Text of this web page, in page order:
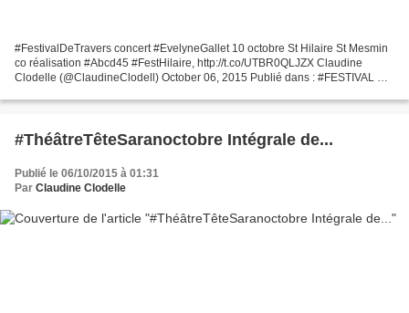
#FestivalDeTravers concert #EvelyneGallet 10 octobre St Hilaire St Mesmin
co réalisation #Abcd45 #FestHilaire, http://t.co/UTBR0QLJZX Claudine
Clodelle (@ClaudineClodell) October 06, 2015 Publié dans : #FESTIVAL DE
#ThéâtreTêteSaran​octobre Intégrale de...
Publié le 06/10/2015 à 01:31
Par Claudine Clodelle